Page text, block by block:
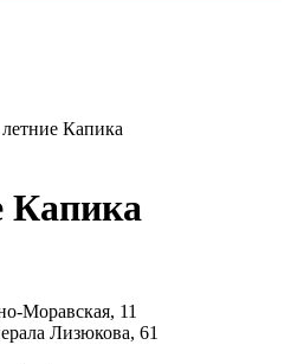
Капика
Капика
Моравская, 11
Лизюкова, 61